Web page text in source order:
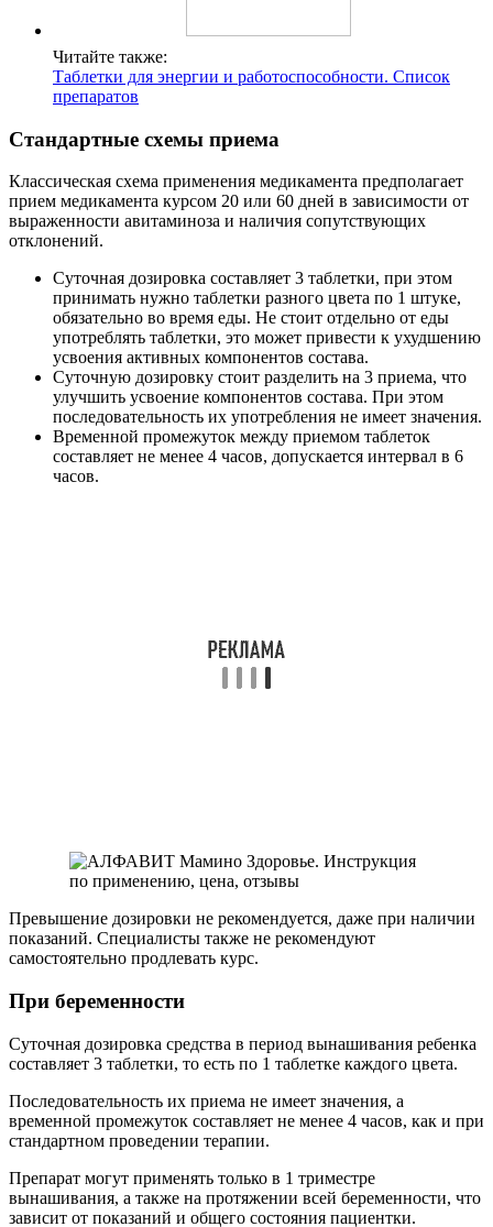
Читайте также:
Таблетки для энергии и работоспособности. Список
препаратов
Стандартные схемы приема
Классическая схема применения медикамента предполагает
прием медикамента курсом 20 или 60 дней в зависимости от
выраженности авитаминоза и наличия сопутствующих
отклонений.
Суточная дозировка составляет 3 таблетки, при этом
принимать нужно таблетки разного цвета по 1 штуке,
обязательно во время еды. Не стоит отдельно от еды
употреблять таблетки, это может привести к ухудшению
усвоения активных компонентов состава.
Суточную дозировку стоит разделить на 3 приема, что
улучшить усвоение компонентов состава. При этом
последовательность их употребления не имеет значения.
Временной промежуток между приемом таблеток
составляет не менее 4 часов, допускается интервал в 6
часов.
Превышение дозировки не рекомендуется, даже при наличии
показаний. Специалисты также не рекомендуют
самостоятельно продлевать курс.
При беременности
Суточная дозировка средства в период вынашивания ребенка
составляет 3 таблетки, то есть по 1 таблетке каждого цвета.
Последовательность их приема не имеет значения, а
временной промежуток составляет не менее 4 часов, как и при
стандартном проведении терапии.
Препарат могут применять только в 1 триместре
вынашивания, а также на протяжении всей беременности, что
зависит от показаний и общего состояния пациентки.